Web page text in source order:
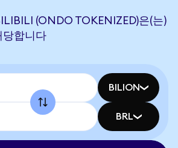
(ONDO TOKENIZED)은(는)
당합니다
BILION
BRL